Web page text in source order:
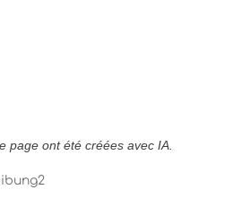
page ont été créées avec IA.